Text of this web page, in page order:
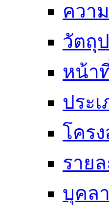
ควา
วัตถุ
หน้า
ประ
โคร
ราย
บุคล